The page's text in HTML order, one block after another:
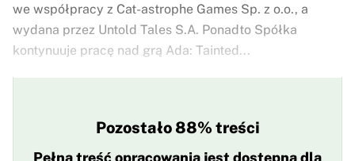
we współpracy z Cat-astrophe Games Sp. z o.o., a
wydana przez Untold Tales S.A. Ponadto Spółka
kontynuuje pracę nad grą Ada: Tainted...
Pozostało 88% treści
Pełna treść opracowania jest dostępna dla